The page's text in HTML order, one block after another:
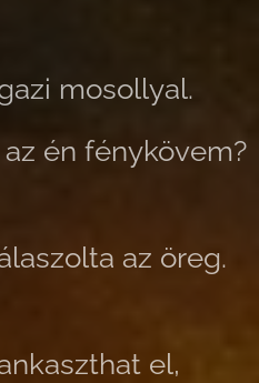
mosollyal.
én fénykövem?
az öreg.
el,